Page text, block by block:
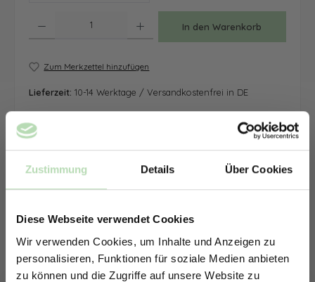
Zustimmung Details Über Cookies
Diese Webseite verwendet Cookies
Wir verwenden Cookies, um Inhalte und Anzeigen zu
personalisieren, Funktionen für soziale Medien anbieten
zu können und die Zugriffe auf unsere Website zu
In den Warenkorb
Zum Merkzettel hinzufügen
Lieferzeit: 10-14 Werktage / Versandkostenfrei in DE